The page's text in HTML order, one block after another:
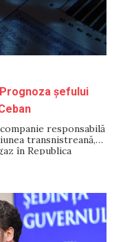
șefului
responsabilă
transnistreană,
în Republica
o emisiune la N4,